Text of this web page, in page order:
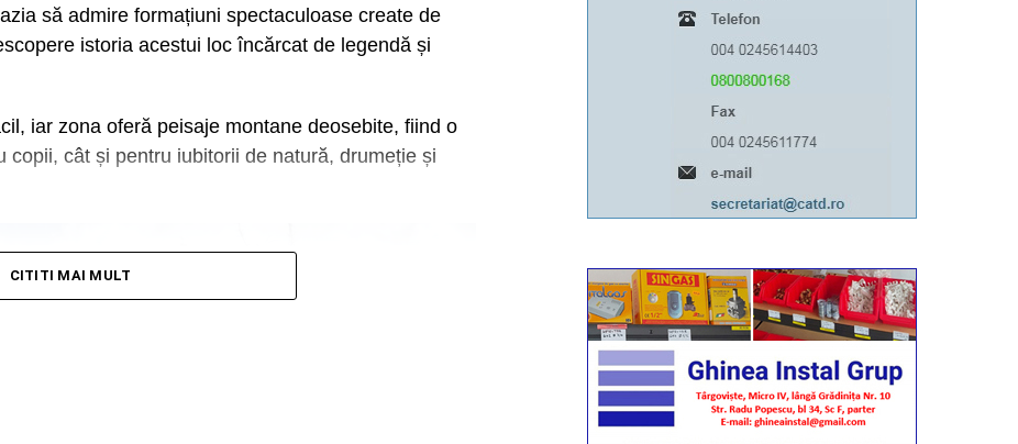
atunci și de acum, Constantin Stroe, au inaugurat,
moștenire de la fosta exploatare minieră,
cu alei, bănci, spații de joacă pentru copii,
unde diversitatea este regină, pentru a fi toată
de-a lungul aleilor de la intrare în parc, tarabe
jucării etc. Se vindeau bere și limonadă, iar micii
să admire formațiuni spectaculoase create de
istoria acestui loc încărcat de legendă și
iar zona oferă peisaje montane deosebite, fiind o
cât și pentru iubitorii de natură, drumeție și
CITITI MAI MULT